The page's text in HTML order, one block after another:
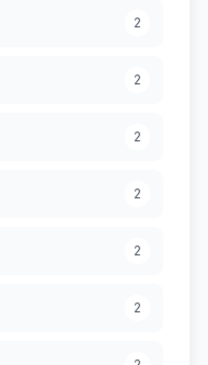
2
2
2
2
2
2